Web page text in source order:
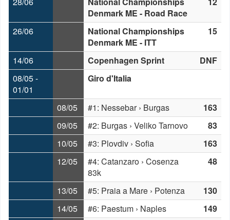
Denmark ME - Road Race
26/06
National Championships
Denmark ME - ITT
15
14/06 Copenhagen Sprint
DNF
08/05 -
01/01
Giro d'Italia
08/05 #1: Nessebar › Burgas
163
09/05
#2: Burgas › Veliko Tarnovo
83
10/05
#3: Plovdiv › Sofia
163
12/05
#4: Catanzaro › Cosenza
83k
48
13/05 #5: Praia a Mare › Potenza
130
14/05
#6: Paestum › Naples
149